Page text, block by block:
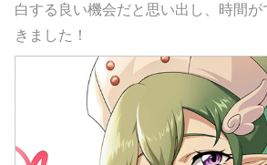
白する良い機会だと思い出し、時間
きました！